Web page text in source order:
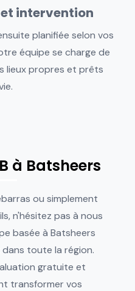
intervention
planifiée selon vos
équipe se charge de
lieux propres et prêts
à Batsheers
ou simplement
n'hésitez pas à nous
basée à Batsheers
toute la région.
gratuite et
transformer vos